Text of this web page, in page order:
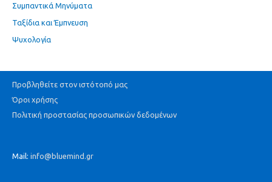
Συμπαντικά Μηνύματα
Ταξίδια και Έμπνευση
Ψυχολογία
Προβληθείτε στον ιστότοπό μας
Όροι χρήσης
Πολιτική προστασίας προσωπικών δεδομένων
Mail: info@bluemind.gr